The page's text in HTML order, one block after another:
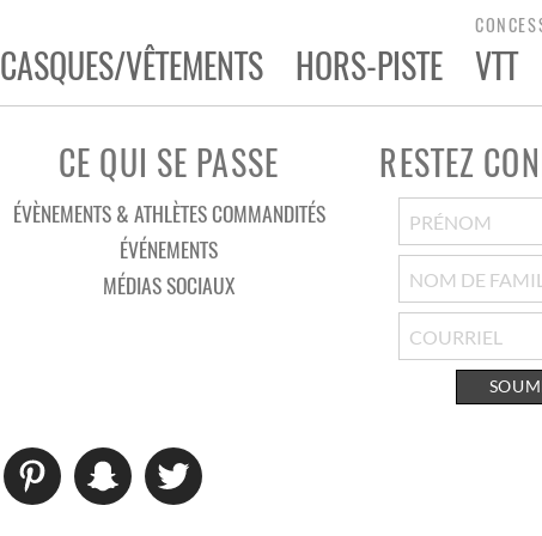
CASQUES/VÊTEMENTS HORS-PISTE VTT
CE QUI SE PASSE
ÉVÈNEMENTS & ATHLÈTES COMMANDITÉS
ÉVÉNEMENTS
MÉDIAS SOCIAUX
RESTEZ